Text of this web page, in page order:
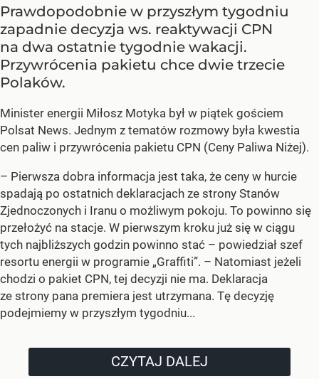
Prawdopodobnie w przyszłym tygodniu
zapadnie decyzja ws. reaktywacji CPN
na dwa ostatnie tygodnie wakacji.
Przywrócenia pakietu chce dwie trzecie
Polaków.
Minister energii Miłosz Motyka był w piątek gościem
Polsat News. Jednym z tematów rozmowy była kwestia
cen paliw i przywrócenia pakietu CPN (Ceny Paliwa Niżej).
– Pierwsza dobra informacja jest taka, że ceny w hurcie
spadają po ostatnich deklaracjach ze strony Stanów
Zjednoczonych i Iranu o możliwym pokoju. To powinno się
przełożyć na stacje. W pierwszym kroku już się w ciągu
tych najbliższych godzin powinno stać – powiedział szef
resortu energii w programie „Graffiti”. – Natomiast jeżeli
chodzi o pakiet CPN, tej decyzji nie ma. Deklaracja
ze strony pana premiera jest utrzymana. Tę decyzję
podejmiemy w przyszłym tygodniu...
CZYTAJ DALEJ